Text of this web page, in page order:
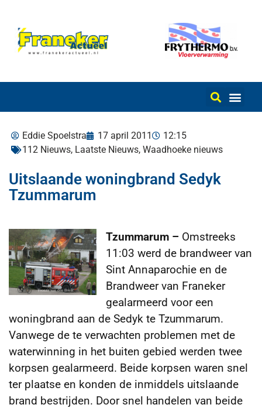
Eddie Spoelstra 17 april 2011
12:15
112 Nieuws, Laatste Nieuws, Waadhoeke nieuws
Uitslaande woningbrand Sedyk
Tzummarum
Tzummarum – Omstreeks
11:03 werd de brandweer van
Sint Annaparochie en de
Brandweer van Franeker
gealarmeerd voor een
woningbrand aan de Sedyk te Tzummarum.
Vanwege de te verwachten problemen met de
waterwinning in het buiten gebied werden twee
korpsen gealarmeerd. Beide korpsen waren snel
ter plaatse en konden de inmiddels uitslaande
brand bestrijden. Door snel handelen van beide